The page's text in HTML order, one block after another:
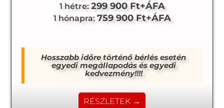
1 hétre: 299 900 Ft+ÁFA
1 hónapra: 759 900 Ft+ÁFA
Hosszabb időre történő bérlés esetén
egyedi megállapodás és egyedi
kedvezmény!!!!
RÉSZLETEK →